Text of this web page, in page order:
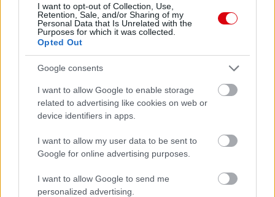
I want to opt-out of Collection, Use,
Retention, Sale, and/or Sharing of my
Personal Data that Is Unrelated with the
Purposes for which it was collected.
Opted Out
Google consents
I want to allow Google to enable storage
related to advertising like cookies on web or
device identifiers in apps.
I want to allow my user data to be sent to
Google for online advertising purposes.
I want to allow Google to send me
personalized advertising.
Meccs Center
Paris Saint-Germainvs
Manchester United
Felkészülési szezon 4. mérkőzés
Nya Ullevi, Göteborg
0 nap 10 óra 13 perc 40 másodperc
vsManchester United